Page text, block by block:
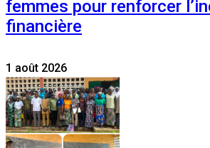
femmes pour renforcer
financière
1 août 2026